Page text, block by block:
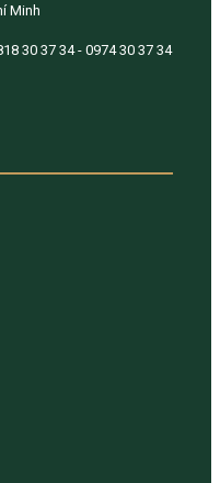
Minh
30 37 34 - 0974 30 37 34